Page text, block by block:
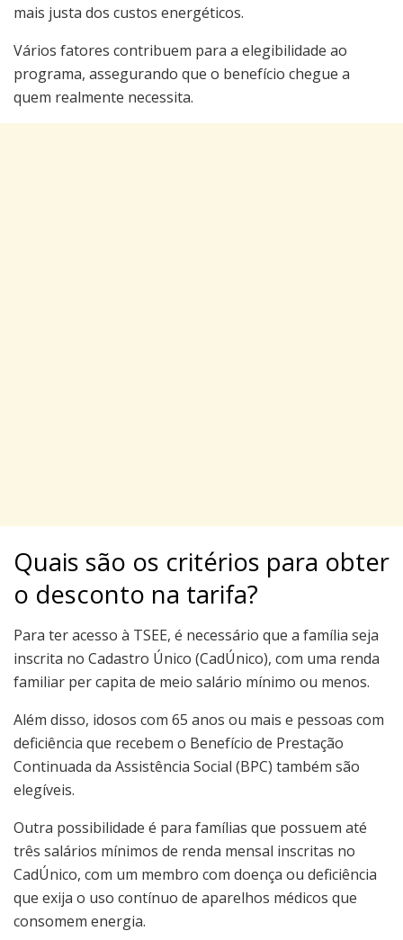
mais justa dos custos energéticos.
Vários fatores contribuem para a elegibilidade ao
programa, assegurando que o benefício chegue a
quem realmente necessita.
Quais são os critérios para obter
o desconto na tarifa?
Para ter acesso à TSEE, é necessário que a família seja
inscrita no Cadastro Único (CadÚnico), com uma renda
familiar per capita de meio salário mínimo ou menos.
Além disso, idosos com 65 anos ou mais e pessoas com
deficiência que recebem o Benefício de Prestação
Continuada da Assistência Social (BPC) também são
elegíveis.
Outra possibilidade é para famílias que possuem até
três salários mínimos de renda mensal inscritas no
CadÚnico, com um membro com doença ou deficiência
que exija o uso contínuo de aparelhos médicos que
consomem energia.